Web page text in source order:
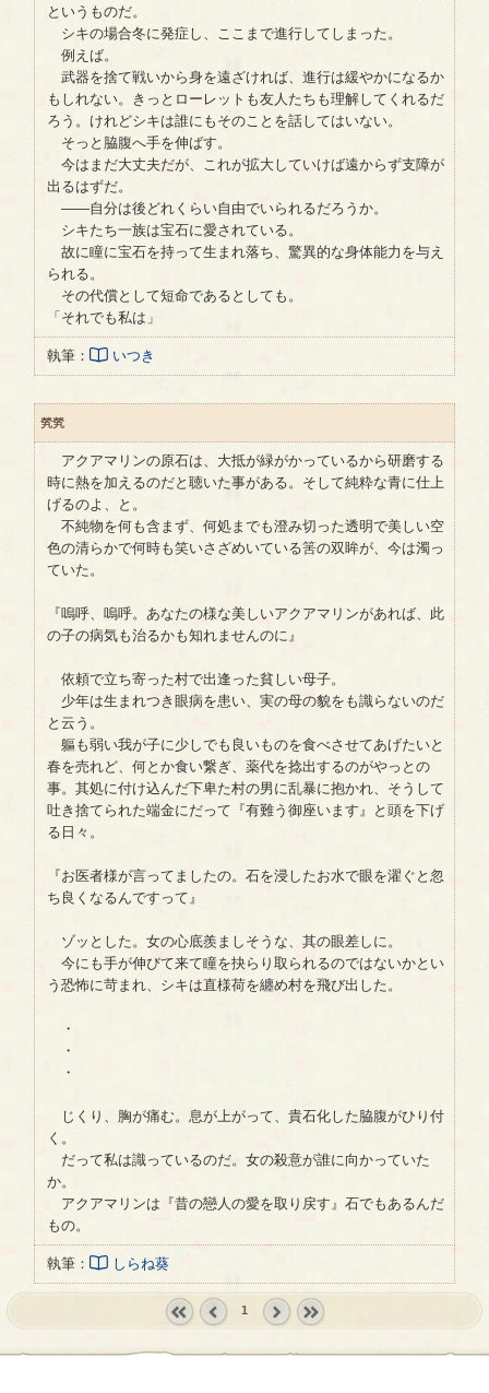
というものだ。
シキの場合冬に発症し、ここまで進行してしまった。
例えば。
武器を捨て戦いから身を遠ざければ、進行は緩やかになるか
もしれない。きっとローレットも友人たちも理解してくれるだ
ろう。けれどシキは誰にもそのことを話してはいない。
そっと脇腹へ手を伸ばす。
今はまだ大丈夫だが、これが拡大していけば遠からず支障が
出るはずだ。
――自分は後どれくらい自由でいられるだろうか。
シキたち一族は宝石に愛されている。
故に瞳に宝石を持って生まれ落ち、驚異的な身体能力を与え
られる。
その代償として短命であるとしても。
「それでも私は」
執筆： いつき
㷀㷀
アクアマリンの原石は、大抵が緑がかっているから研磨する
時に熱を加えるのだと聴いた事がある。そして純粋な青に仕上
げるのよ、と。
不純物を何も含まず、何処までも澄み切った透明で美しい空
色の清らかで何時も笑いさざめいている筈の双眸が、今は濁っ
ていた。
『嗚呼、嗚呼。あなたの様な美しいアクアマリンがあれば、此
の子の病気も治るかも知れませんのに』
依頼で立ち寄った村で出逢った貧しい母子。
少年は生まれつき眼病を患い、実の母の貌をも識らないのだ
と云う。
軀も弱い我が子に少しでも良いものを食べさせてあげたいと
春を売れど、何とか食い繋ぎ、薬代を捻出するのがやっとの
事。其処に付け込んだ下卑た村の男に乱暴に抱かれ、そうして
吐き捨てられた端金にだって『有難う御座います』と頭を下げ
る日々。
『お医者様が言ってましたの。石を浸したお水で眼を濯ぐと忽
ち良くなるんですって』
ゾッとした。女の心底羨ましそうな、其の眼差しに。
今にも手が伸びて来て瞳を抉らり取られるのではないかとい
う恐怖に苛まれ、シキは直様荷を纏め村を飛び出した。
・
・
・
じくり、胸が痛む。息が上がって、貴石化した脇腹がひり付
く。
だって私は識っているのだ。女の殺意が誰に向かっていた
か。
アクアマリンは『昔の戀人の愛を取り戻す』石でもあるんだ
もの。
執筆： しらね葵
1